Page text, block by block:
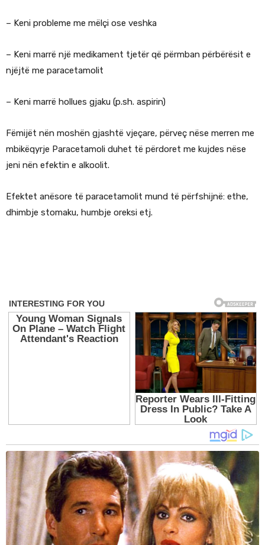
– Keni probleme me mëlçi ose veshka
– Keni marrë një medikament tjetër që përmban përbërësit e
njëjtë me paracetamolit
– Keni marrë hollues gjaku (p.sh. aspirin)
Fëmijët nën moshën gjashtë vjeçare, përveç nëse merren me
mbikëqyrje Paracetamoli duhet të përdoret me kujdes nëse
jeni nën efektin e alkoolit.
Efektet anësore të paracetamolit mund të përfshijnë: ethe,
dhimbje stomaku, humbje oreksi etj.